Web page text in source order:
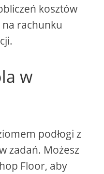
kosztów
rachunku
w
podłogi z
zadań. Możesz
Floor, aby